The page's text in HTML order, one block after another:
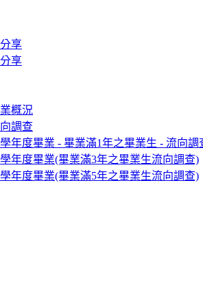
享
享
概況
調查
學年度畢業 - 畢業滿1年之畢業生 - 流向調
學年度畢業(畢業滿3年之畢業生流向調查)
學年度畢業(畢業滿5年之畢業生流向調查)